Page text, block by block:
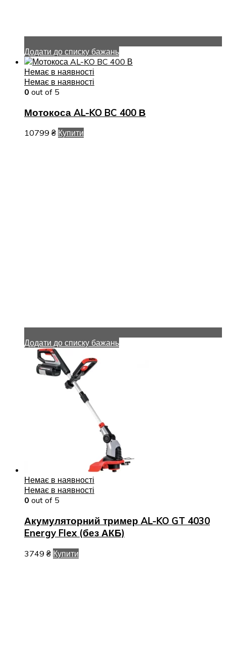
Додати до списку бажань
Немає в наявності
Немає в наявності
0 out of 5
Мотокоса AL-KO BC 400 В
10799 ₴ Купити
Додати до списку бажань
Немає в наявності
Немає в наявності
0 out of 5
Акумуляторний тример AL-KO GT 4030
Energy Flex (без АКБ)
3749 ₴ Купити